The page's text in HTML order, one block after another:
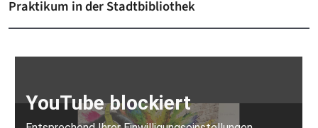
Praktikum in der Stadtbibliothek